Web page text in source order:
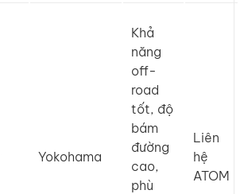
Yokohama
Khả
năng
off-
road
tốt, độ
bám
đường
cao,
phù
Liên
hệ
ATOM